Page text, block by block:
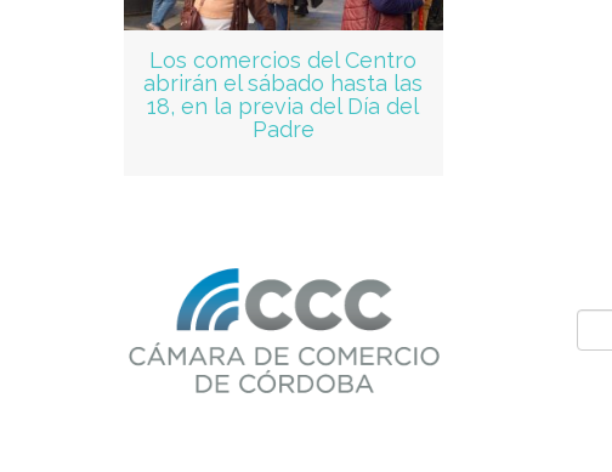
Los comercios del Centro
abrirán el sábado hasta las
18, en la previa del Día del
Padre